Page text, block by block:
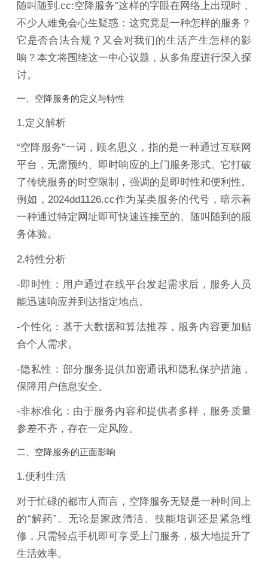
随叫随到.cc:空降服务”这样的字眼在网络上出现时，
不少人难免会心生疑惑：这究竟是一种怎样的服务？
它是否合法合规？又会对我们的生活产生怎样的影
响？本文将围绕这一中心议题，从多角度进行深入探
讨。
一、空降服务的定义与特性
1.定义解析
“空降服务”一词，顾名思义，指的是一种通过互联网
平台，无需预约、即时响应的上门服务形式。它打破
了传统服务的时空限制，强调的是即时性和便利性。
例如，2024dd1126.cc作为某类服务的代号，暗示着
一种通过特定网址即可快速连接至的、随叫随到的服
务体验。
2.特性分析
-即时性：用户通过在线平台发起需求后，服务人员
能迅速响应并到达指定地点。
-个性化：基于大数据和算法推荐，服务内容更加贴
合个人需求。
-隐私性：部分服务提供加密通讯和隐私保护措施，
保障用户信息安全。
-非标准化：由于服务内容和提供者多样，服务质量
参差不齐，存在一定风险。
二、空降服务的正面影响
1.便利生活
对于忙碌的都市人而言，空降服务无疑是一种时间上
的“解药”。无论是家政清洁、技能培训还是紧急维
修，只需轻点手机即可享受上门服务，极大地提升了
生活效率。